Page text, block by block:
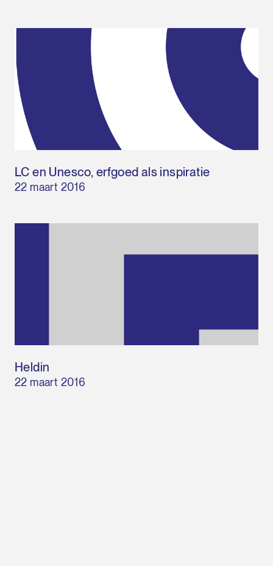
LC en Unesco, erfgoed als inspiratie
22 maart 2016
Heldin
22 maart 2016